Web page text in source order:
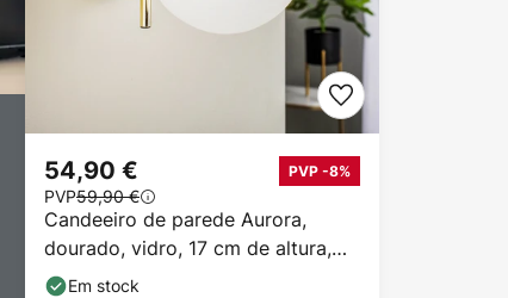
Candeeiro de parede Aurora,
dourado, vidro, 17 cm de altura,
esférico, E14
54,90 € PVP -8%
PVP59,90 €
Em stock